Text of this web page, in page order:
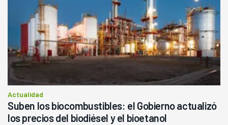
Actualidad
Suben los biocombustibles: el Gobierno actualizó
los precios del biodiésel y el bioetanol